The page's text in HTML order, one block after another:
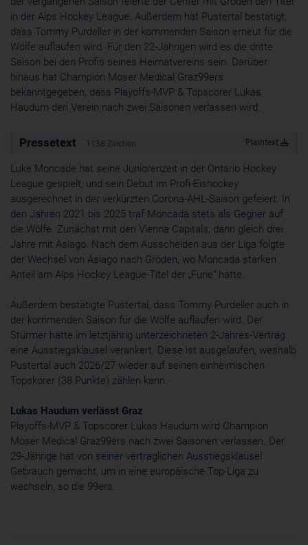
in der Alps Hockey League. Außerdem hat Pustertal bestätigt,
dass Tommy Purdeller in der kommenden Saison erneut für die
Wölfe auflaufen wird. Für den 22-Jährigen wird es die dritte
Saison bei den Profis seines Heimatvereins sein. Darüber
hinaus hat Champion Moser Medical Graz99ers
bekanntgegeben, dass Playoffs-MVP & Topscorer Lukas
Haudum den Verein nach zwei Saisonen verlassen wird.
Pressetext 1138 Zeichen Plaintext
Luke Moncade hat seine Juniorenzeit in der Ontario Hockey
League gespielt, und sein Debut im Profi-Eishockey
ausgerechnet in der verkürzten Corona-AHL-Saison gefeiert. In
den Jahren 2021 bis 2025 traf Moncada stets als Gegner auf
die Wölfe. Zunächst mit den Vienna Capitals, dann gleich drei
Jahre mit Asiago. Nach dem Ausscheiden aus der Liga folgte
der Wechsel von Asiago nach Gröden, wo Moncada starken
Anteil am Alps Hockey League-Titel der „Furie“ hatte.
Außerdem bestätigte Pustertal, dass Tommy Purdeller auch in
der kommenden Saison für die Wölfe auflaufen wird. Der
Stürmer hatte im letztjährig unterzeichneten 2-Jahres-Vertrag
eine Ausstiegsklausel verankert. Diese ist ausgelaufen, weshalb
Pustertal auch 2026/27 wieder auf seinen einheimischen
Topskorer (38 Punkte) zählen kann.
Lukas Haudum verlässt Graz
Playoffs-MVP & Topscorer Lukas Haudum wird Champion
Moser Medical Graz99ers nach zwei Saisonen verlassen. Der
29-Jährige hat von seiner vertraglichen Ausstiegsklausel
Gebrauch gemacht, um in eine europäische Top-Liga zu
wechseln, so die 99ers.
Cookie
ahoy_*
powrio.com
https://www.powr.io/privacy
www.powrio.com
Cookies der eingeblendeten sozialen Medien werden gesetzt